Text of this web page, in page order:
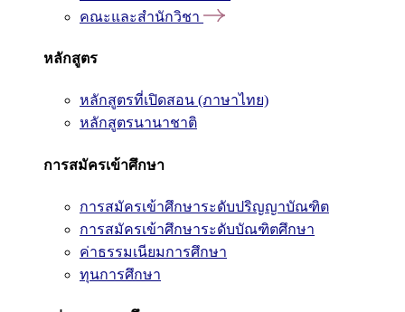
คณะและสำนักวิชา
หลักสูตร
หลักสูตรที่เปิดสอน (ภาษาไทย)
หลักสูตรนานาชาติ
การสมัครเข้าศึกษา
การสมัครเข้าศึกษาระดับปริญญาบัณฑิต
การสมัครเข้าศึกษาระดับบัณฑิตศึกษา
ค่าธรรมเนียมการศึกษา
ทุนการศึกษา